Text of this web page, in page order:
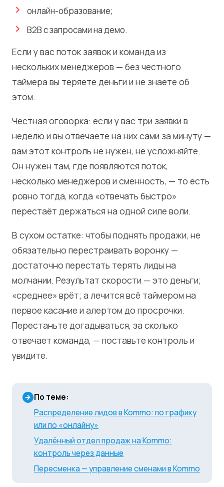
онлайн-образование;
B2B с запросами на демо.
Если у вас поток заявок и команда из
нескольких менеджеров — без честного
таймера вы теряете деньги и не знаете об
этом.
Честная оговорка: если у вас три заявки в
неделю и вы отвечаете на них сами за минуту —
вам этот контроль не нужен, не усложняйте.
Он нужен там, где появляются поток,
несколько менеджеров и сменность, — то есть
ровно тогда, когда «отвечать быстро»
перестаёт держаться на одной силе воли.
В сухом остатке: чтобы поднять продажи, не
обязательно перестраивать воронку —
достаточно перестать терять лиды на
молчании. Результат скорости — это деньги;
«среднее» врёт; а лечится всё таймером на
первое касание и алертом до просрочки.
Перестаньте догадываться, за сколько
отвечает команда, — поставьте контроль и
увидите.
По теме:
Распределение лидов в Kommo: по графику
или по «онлайну»
Удалённый отдел продаж на Kommo:
контроль через данные
Пересменка — управление сменами в Kommo